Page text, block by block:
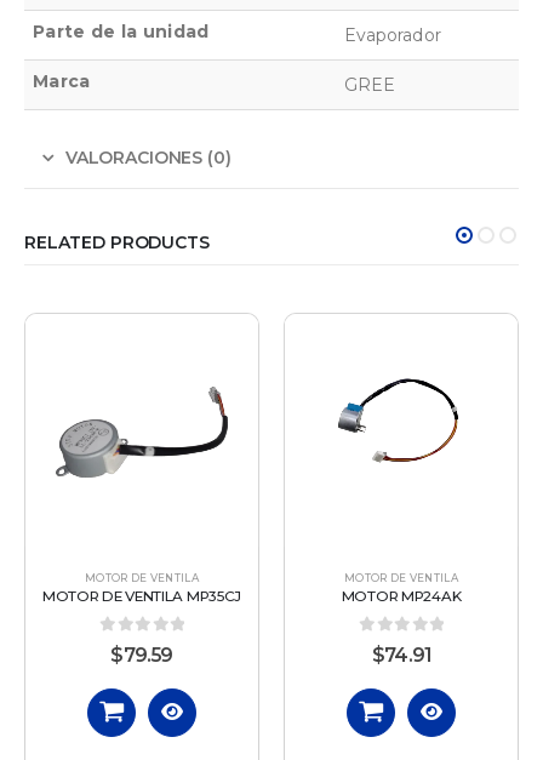
Parte de la unidad
Evaporador
Marca GREE
VALORACIONES (0)
RELATED PRODUCTS
MOTOR DE VENTILA
MOTOR DE VENTILA MP35CJ
out of 5
$79.59
MOTOR DE VENTILA
MOTOR MP24AK
out of 5
$74.91